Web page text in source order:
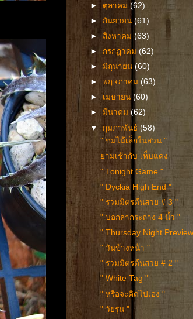
► ตุลาคม(62)
► กันยายน(61)
►สิงหาคม(63)
► กรกฎาคม(62)
►มิถุนายน(60)
►พฤษภาคม(63)
► เมษายน(60)
►มีนาคม(62)
▼ กุมภาพันธ์(58)
" ชมไม้เล็กในสวน "
ยามเช้ากับ เห็บแดง
" Tonight Game "
" Dyckia High End "
" รวมมิตรต้นสวย # 3 "
" บอกลากระถาง 4 นิ้ว "
" Thursday Night
" วันข้างหน้า "
" รวมมิตรต้นสวย # 2 "
" White Tag "
" หรือจะคิดไปเอง "
" วัยรุ่น "